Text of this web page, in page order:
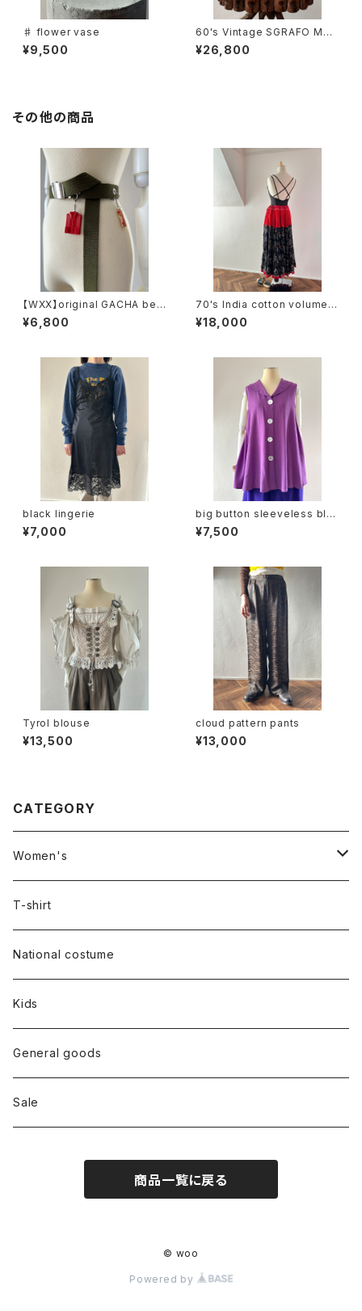
♯ flower vase
¥9,500
60's Vintage SGRAFO MO
DERN Flower Vase -Koralle
nvasen
¥26,800
その他の商品
【WXX】original GACHA belt
(khaki)
¥6,800
70's India cotton volume s
kirt
¥18,000
black lingerie
¥7,000
big button sleeveless blo
use
¥7,500
Tyrol blouse
¥13,500
cloud pattern pants
¥13,000
CATEGORY
Women's
Outer
Dress
Tops
Bottoms
Shoes
T-shirt
National costume
Kids
General goods
Sale
商品一覧に戻る
© woo
Powered by